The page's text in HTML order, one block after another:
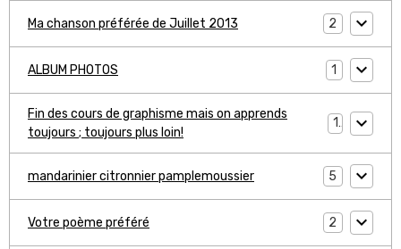
Ma chanson préférée de Juillet 2013 2
ALBUM PHOTOS 1
Fin des cours de graphisme mais on apprends
toujours ; toujours plus loin!
1
mandarinier citronnier pamplemoussier 5
Votre poème préféré 2